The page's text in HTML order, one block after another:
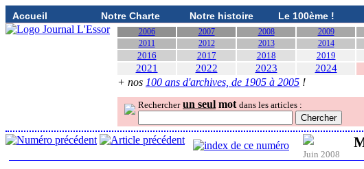
Accueil Notre Charte Notre histoire Le 100ème !
2006 2007 2008 2009
2011
2012 2013 2014
2016 2017 2018 2019
2021 2022 2023 2024
+ nos 100 ans d'archives, de 1905 à 2005 !
Rechercher un seul mot dans les articles :
Juin 2008